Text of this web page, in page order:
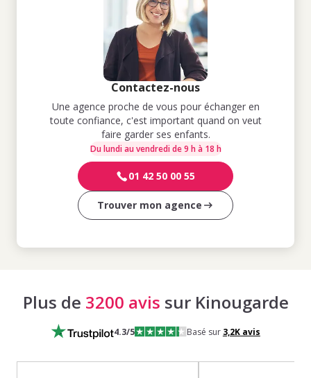
Contactez-nous
Une agence proche de vous pour échanger en
toute confiance, c'est important quand on veut
faire garder ses enfants.
Du lundi au vendredi de 9 h à 18 h
01 42 50 00 55
Trouver mon agence
Plus de 3200 avis sur Kinougarde
4.3/5 Basé sur 3,2Kavis